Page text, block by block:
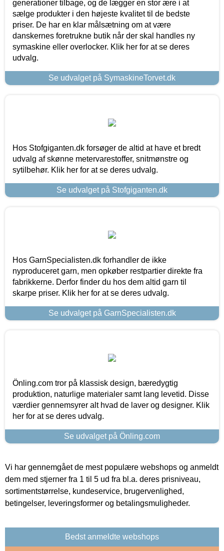
generationer tilbage, og de lægger en stor ære i at
sælge produkter i den højeste kvalitet til de bedste
priser. De har en klar målsætning om at være
danskernes foretrukne butik når der skal handles ny
symaskine eller overlocker. Klik her for at se deres
udvalg.
Se udvalget på SymaskineTorvet.dk
Hos Stofgiganten.dk forsøger de altid at have et bredt
udvalg af skønne metervarestoffer, snitmønstre og
sytilbehør. Klik her for at se deres udvalg.
Se udvalget på Stofgiganten.dk
Hos GarnSpecialisten.dk forhandler de ikke
nyproduceret garn, men opkøber restpartier direkte fra
fabrikkerne. Derfor finder du hos dem altid garn til
skarpe priser. Klik her for at se deres udvalg.
Se udvalget på GarnSpecialisten.dk
Önling.com tror på klassisk design, bæredygtig
produktion, naturlige materialer samt lang levetid. Disse
værdier gennemsyrer alt hvad de laver og designer. Klik
her for at se deres udvalg.
Se udvalget på Önling.com
Vi har gennemgået de mest populære webshops og anmeldt
dem med stjerner fra 1 til 5 ud fra bl.a. deres prisniveau,
sortimentstørrelse, kundeservice, brugervenlighed,
betingelser, leveringsformer og betalingsmuligheder.
Bedst anmeldte webshops